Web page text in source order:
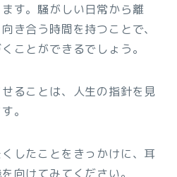
す。騒がしい日常から離
き合う時間を持つことで、
ことができるでしょう。
ることは、人生の指針を見
。
したことをきっかけに、耳
向けてみてください。